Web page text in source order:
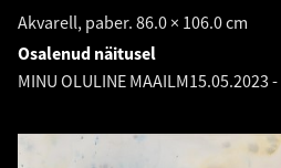
Akvarell, paber. 86.0 × 106.0 cm
Osalenud näitusel
MINU OLULINE MAAILM15.05.2023 -